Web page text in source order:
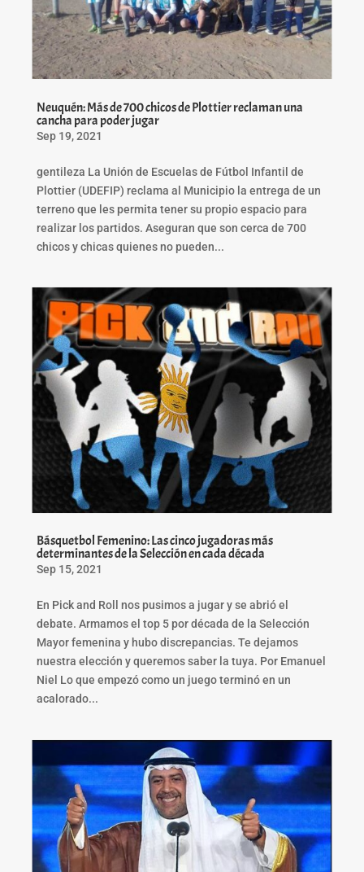
Neuquén: Más de 700 chicos de Plottier reclaman una
cancha para poder jugar
Sep 19, 2021
gentileza La Unión de Escuelas de Fútbol Infantil de
Plottier (UDEFIP) reclama al Municipio la entrega de un
terreno que les permita tener su propio espacio para
realizar los partidos. Aseguran que son cerca de 700
chicos y chicas quienes no pueden...
Básquetbol Femenino: Las cinco jugadoras más
determinantes de la Selección en cada década
Sep 15, 2021
En Pick and Roll nos pusimos a jugar y se abrió el
debate. Armamos el top 5 por década de la Selección
Mayor femenina y hubo discrepancias. Te dejamos
nuestra elección y queremos saber la tuya. Por Emanuel
Niel Lo que empezó como un juego terminó en un
acalorado...